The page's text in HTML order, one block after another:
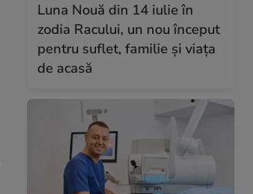
Luna Nouă din 14 iulie în
zodia Racului, un nou început
pentru suflet, familie și viața
de acasă